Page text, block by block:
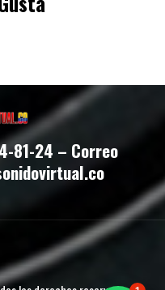
81-24 – Correo